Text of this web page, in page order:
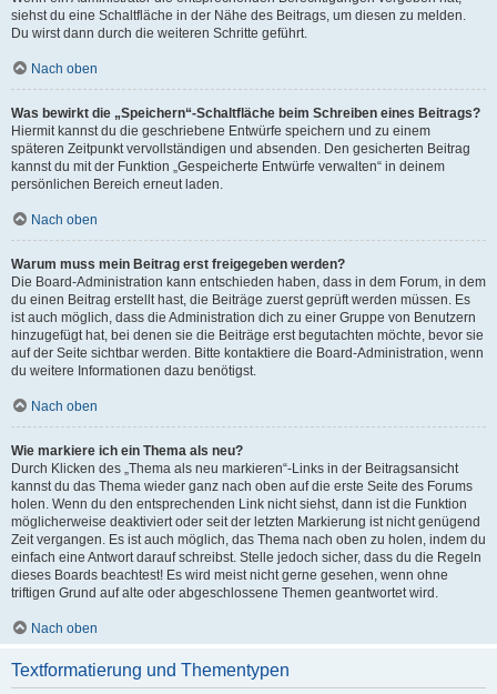
siehst du eine Schaltfläche in der Nähe des Beitrags, um diesen zu melden.
Du wirst dann durch die weiteren Schritte geführt.
Nach oben
Was bewirkt die „Speichern“-Schaltfläche beim Schreiben eines Beitrags?
Hiermit kannst du die geschriebene Entwürfe speichern und zu einem
späteren Zeitpunkt vervollständigen und absenden. Den gesicherten Beitrag
kannst du mit der Funktion „Gespeicherte Entwürfe verwalten“ in deinem
persönlichen Bereich erneut laden.
Nach oben
Warum muss mein Beitrag erst freigegeben werden?
Die Board-Administration kann entschieden haben, dass in dem Forum, in dem
du einen Beitrag erstellt hast, die Beiträge zuerst geprüft werden müssen. Es
ist auch möglich, dass die Administration dich zu einer Gruppe von Benutzern
hinzugefügt hat, bei denen sie die Beiträge erst begutachten möchte, bevor sie
auf der Seite sichtbar werden. Bitte kontaktiere die Board-Administration, wenn
du weitere Informationen dazu benötigst.
Nach oben
Wie markiere ich ein Thema als neu?
Durch Klicken des „Thema als neu markieren“-Links in der Beitragsansicht
kannst du das Thema wieder ganz nach oben auf die erste Seite des Forums
holen. Wenn du den entsprechenden Link nicht siehst, dann ist die Funktion
möglicherweise deaktiviert oder seit der letzten Markierung ist nicht genügend
Zeit vergangen. Es ist auch möglich, das Thema nach oben zu holen, indem du
einfach eine Antwort darauf schreibst. Stelle jedoch sicher, dass du die Regeln
dieses Boards beachtest! Es wird meist nicht gerne gesehen, wenn ohne
triftigen Grund auf alte oder abgeschlossene Themen geantwortet wird.
Nach oben
Textformatierung und Thementypen